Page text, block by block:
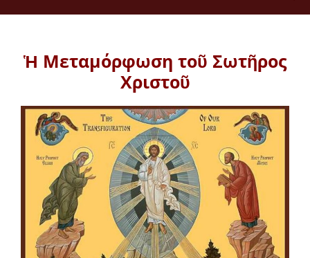
Ἡ Μεταμόρφωση τοῦ Σωτῆρος
Χριστοῦ